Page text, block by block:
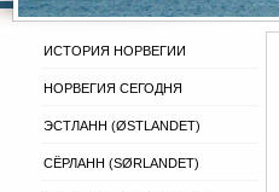
ИСТОРИЯ НОРВЕГИИ
НОРВЕГИЯ СЕГОДНЯ
ЭСТЛАНН (ØSTLANDET)
СЁРЛАНН (SØRLANDET)